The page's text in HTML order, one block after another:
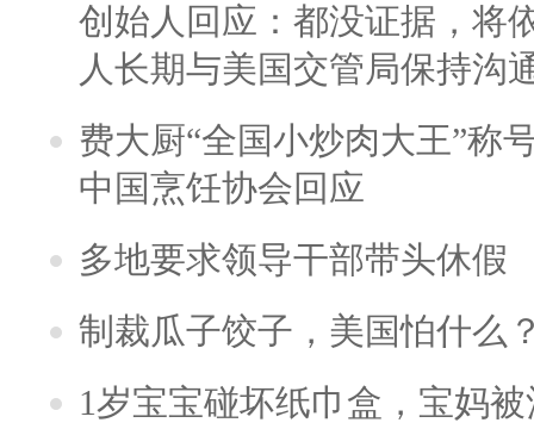
创始人回应：都没证据，将
人长期与美国交管局保持沟
费大厨“全国小炒肉大王”称
中国烹饪协会回应
多地要求领导干部带头休假
制裁瓜子饺子，美国怕什么
1岁宝宝碰坏纸巾盒，宝妈